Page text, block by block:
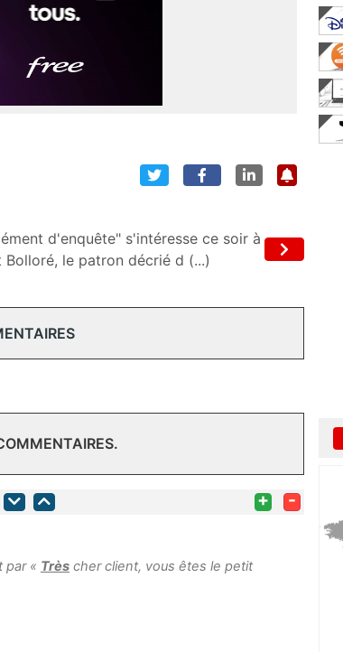
d'enquête" s'intéresse ce soir à
Bolloré, le patron décrié d (...)
+ -
par « Très cher client, vous êtes le petit